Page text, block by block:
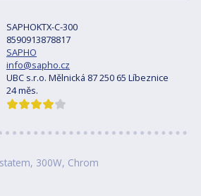
SAPHOKTX-C-300
8590913878817
SAPHO
info@sapho.cz
UBC s.r.o. Mělnická 87 250 65 Líbeznice
24 měs.
300W, Chrom